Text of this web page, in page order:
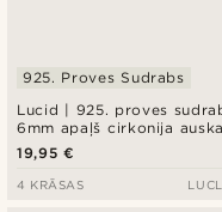
Lucid | 925. proves
6mm apaļš cirkonija
925. Proves Sudrabs
19,95 €
4 KRĀSAS